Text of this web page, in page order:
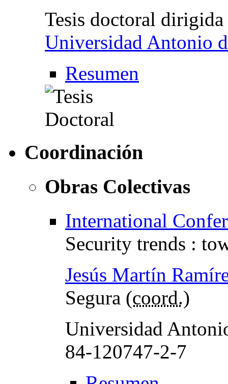
Tesis doctoral
Universidad Antonio
Resumen
Coordinación
Obras Colectivas
International
Security trends :
Jesús Martín
Segura (coord.)
Universidad
84-120747-2-7